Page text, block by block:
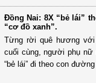
Đồng Nai: 8X “bẻ lái”
“cơ đồ xanh”.
Từng rời quê hương với
cuối cùng, người phụ nữ
“bẻ lái” đi theo con